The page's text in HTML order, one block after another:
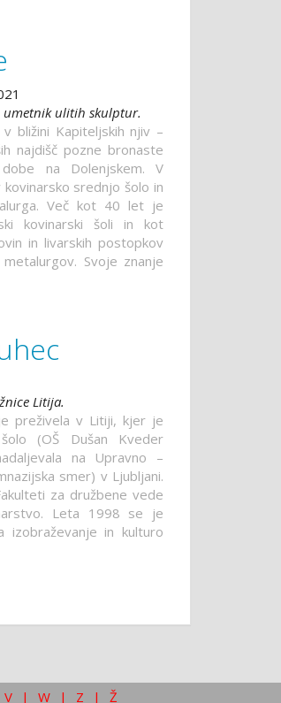
ulitih skulptur.
bližini Kapiteljskih njiv –
najdišč pozne bronaste
na Dolenjskem. V
kovinarsko srednjo šolo in
Več kot 40 let je
kovinarski šoli in kot
in livarskih postopkov
Svoje znanje
Litija.
preživela v Litiji, kjer je
(OŠ Dušan Kveder
na Upravno –
smer) v Ljubljani.
za družbene vede
Leta 1998 se je
izobraževanje in kulturo
V | W | Z | Ž